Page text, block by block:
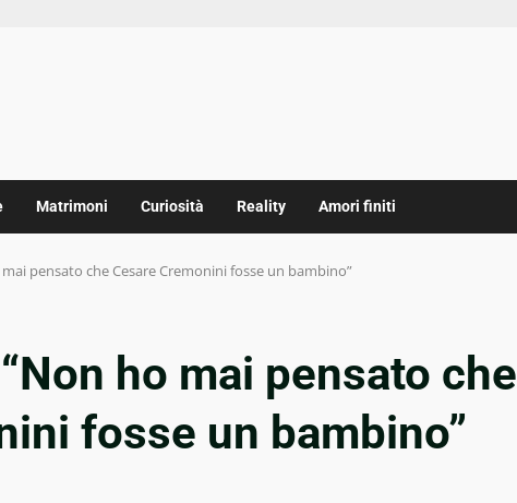
Matrimoni Curiosità Reality Amori finiti
pensato che Cesare Cremonini fosse un bambino”
ho mai pensato che
fosse un bambino”